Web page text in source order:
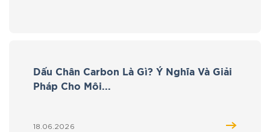
Dấu Chân Carbon Là Gì? Ý Nghĩa Và Giải
Pháp Cho Môi...
18.06.2026